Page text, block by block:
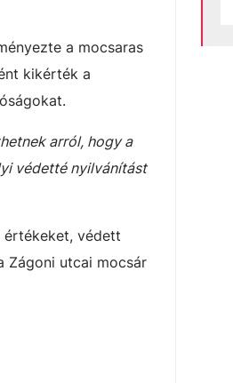
a mocsaras
kikérték a
arról, hogy a
védetté nyilvánítást
értékeket, védett
Zágoni utcai mocsár